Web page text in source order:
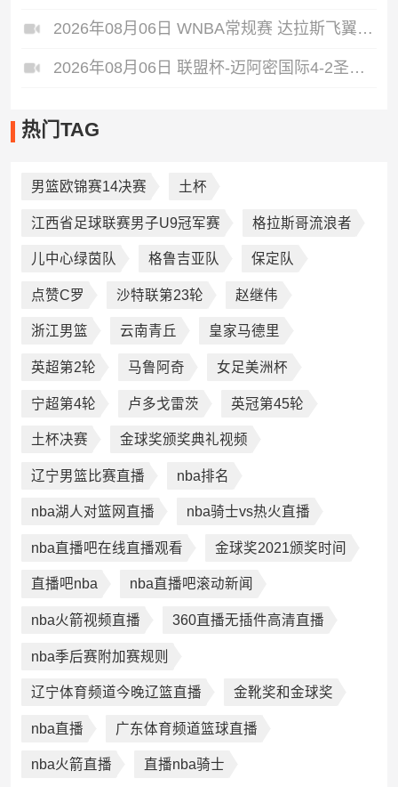
2026年08月06日 WNBA常规赛 达拉斯飞翼 92 - 96 华盛顿神秘人 全场集锦
2026年08月06日 联盟杯-迈阿密国际4-2圣路易斯 梅西2射1传 阿伦助攻戴帽
热门TAG
男篮欧锦赛14决赛 土杯
江西省足球联赛男子U9冠军赛 格拉斯哥流浪者
儿中心绿茵队 格鲁吉亚队 保定队
点赞C罗 沙特联第23轮 赵继伟
浙江男篮 云南青丘 皇家马德里
英超第2轮 马鲁阿奇 女足美洲杯
宁超第4轮 卢多戈雷茨 英冠第45轮
土杯决赛 金球奖颁奖典礼视频
辽宁男篮比赛直播 nba排名
nba湖人对篮网直播 nba骑士vs热火直播
nba直播吧在线直播观看 金球奖2021颁奖时间
直播吧nba nba直播吧滚动新闻
nba火箭视频直播 360直播无插件高清直播
nba季后赛附加赛规则
辽宁体育频道今晚辽篮直播 金靴奖和金球奖
nba直播 广东体育频道篮球直播
nba火箭直播 直播nba骑士